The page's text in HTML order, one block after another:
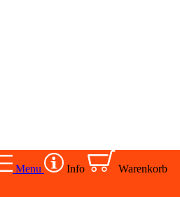
Menu Info Warenkorb